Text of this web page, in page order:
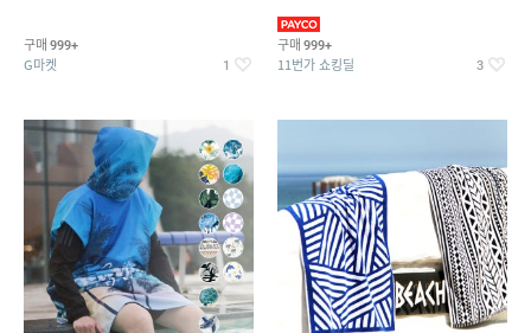
구매 999+
G마켓 1
구매 999+
11번가 쇼킹딜 3